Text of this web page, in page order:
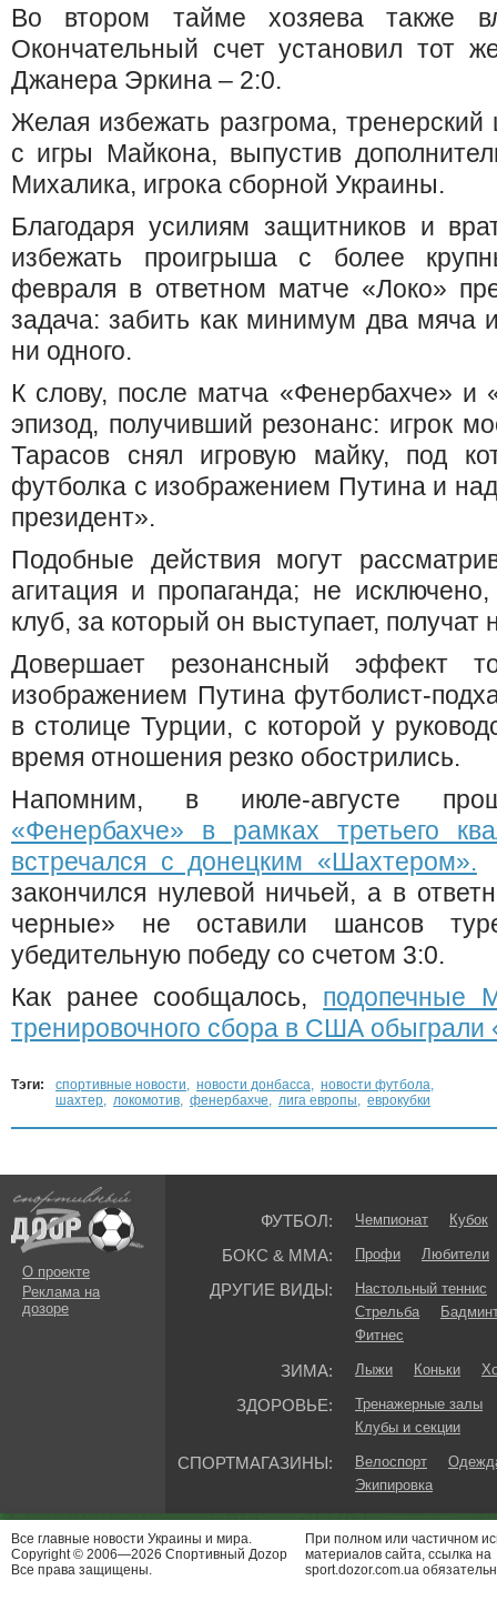
Во втором тайме хозяева также
Окончательный счет установил тот
Джанера Эркина – 2:0.
Желая избежать разгрома,
с игры Майкона, выпустив
Михалика, игрока сборной Украины.
Благодаря усилиям защитников и
избежать проигрыша с более
февраля в ответном матче «Локо»
задача: забить как минимум два мяча
ни одного.
К слову, после матча «Фенербахче» и
эпизод, получивший резонанс: игрок
Тарасов снял игровую майку, под
футболка с изображением Путина и
президент».
Подобные действия могут
агитация и пропаганда; не
клуб, за который он выступает, получат
Довершает резонансный эффект
изображением Путина футболист-
в столице Турции, с которой у
время отношения резко обострились.
Напомним, в июле-августе
«Фенербахче» в рамках третьего
встречался с донецким «Шахтером».
закончился нулевой ничьей, а в
черные» не оставили шансов
убедительную победу со счетом 3:0.
Как ранее сообщалось, подопечные
тренировочного сбора в США
Тэги: спортивные новости, новости донбасса, новости футбола,
шахтер, локомотив, фенербахче, лига европы, еврокубки
О проекте
Реклама на
дозоре
ФУТБОЛ: Чемпионат Кубок
БОКС & ММА: Профи Любители
ДРУГИЕ ВИДЫ:
Настольный теннис
Стрельба
Фитнес
ЗИМА: Лыжи Коньки
ЗДОРОВЬЕ:
Тренажерные залы
Клубы и секции
СПОРТМАГАЗИНЫ: Велоспорт
Экипировка
Все главные новости Украины и мира.
Copyright © 2006—2026 Спортивный Доzор
Все права защищены.
При полном или частичном
материалов сайта, ссылка на
sport.dozor.com.ua